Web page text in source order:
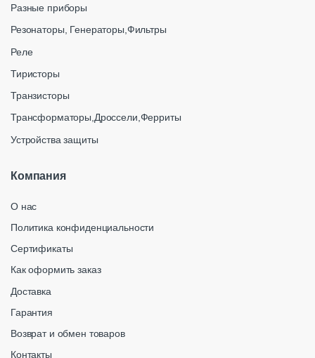
Разные приборы
Резонаторы, Генераторы,Фильтры
Реле
Тиристоры
Транзисторы
Трансформаторы,Дроссели,Ферриты
Устройства защиты
Компания
О нас
Политика конфиденциальности
Сертификаты
Как оформить заказ
Доставка
Гарантия
Возврат и обмен товаров
Контакты